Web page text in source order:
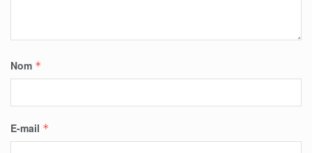
Nom *
E-mail *